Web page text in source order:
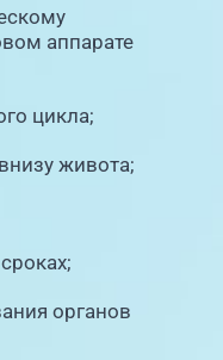
аппарате
цикла;
живота;
органов